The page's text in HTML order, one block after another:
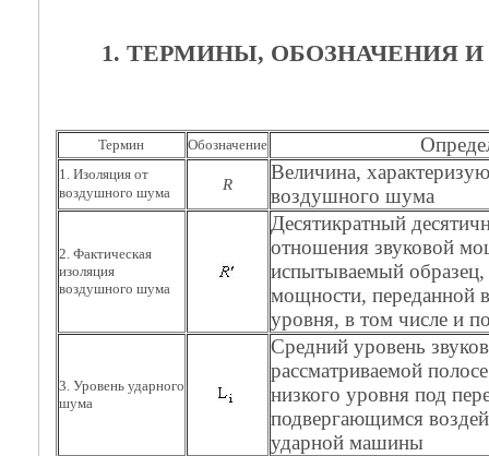
1. ТЕРМИНЫ, ОБОЗНАЧЕНИЯ
Термин Обозначение
1. Изоляция от
воздушного шума 
R
Величина,
воздушного шума
2. Фактическая
изоляция
воздушного шума
Десятикратный
отношения звуковой
испытываемый образец,
мощности, переданной
уровня, в том числе и
3. Уровень ударного
шума
Средний уровень
рассматриваемой
низкого уровня под
подвергающимся
ударной машины